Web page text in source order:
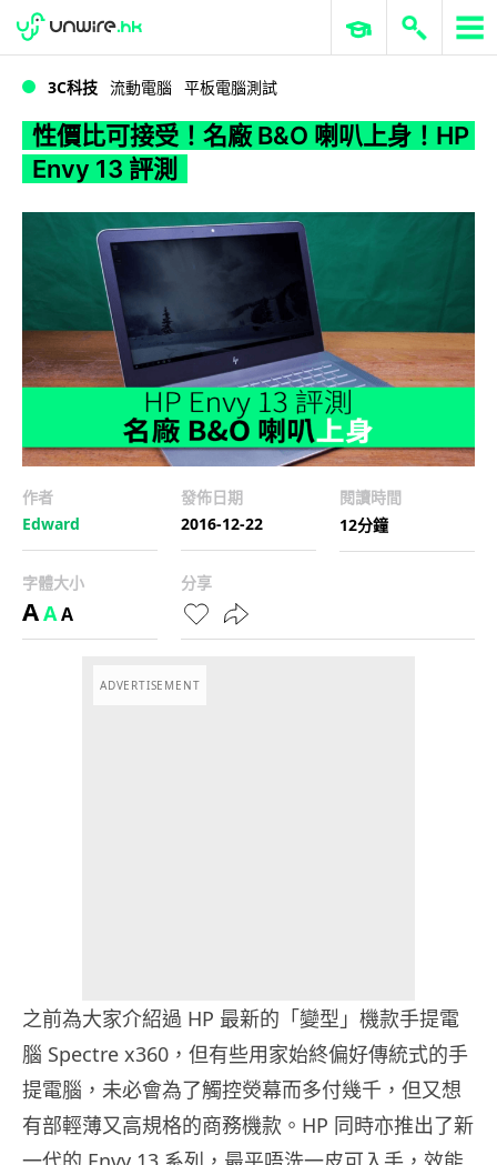
WWDC 2026 ERP 與商業 AI
3C科技 流動電腦 平板電腦測試
性價比可接受！名廠 B&O 喇叭上身！HP
Envy 13 評測
作者
Edward
發佈日期
2016-12-22
閱讀時間
12分鐘
字體大小
AAA
分享
ADVERTISEMENT
之前為大家介紹過 HP 最新的「變型」機款手提電
腦 Spectre x360，但有些用家始終偏好傳統式的手
提電腦，未必會為了觸控熒幕而多付幾千，但又想
有部輕薄又高規格的商務機款。HP 同時亦推出了新